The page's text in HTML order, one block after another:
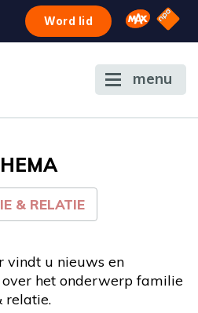
Word lid Omroep
NPO
menu
& RELATIE
vindt u nieuws en
het onderwerp familie
relatie.